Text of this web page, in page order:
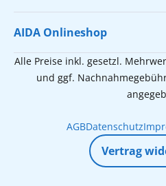
AIDA Onlineshop
Alle Preise inkl. gesetzl.
und ggf.
AGBDatenschutz
Vertrag